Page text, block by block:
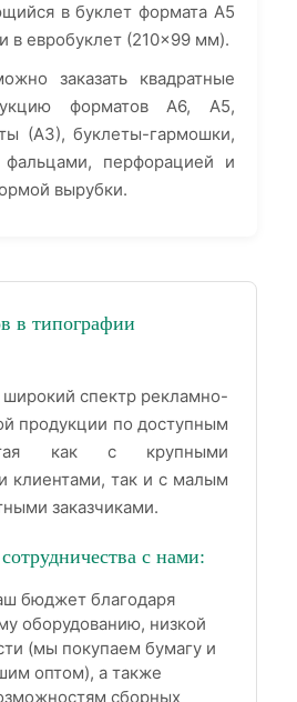
в буклет формата А5
в евробуклет (210×99 мм).
заказать квадратные
форматов А6, А5,
(А3), буклеты-гармошки,
перфорацией и
вырубки.
в типографии
спектр рекламно-
продукции по доступным
как с крупными
клиентами, так и с малым
заказчиками.
с нами:
бюджет благодаря
оборудованию, низкой
(мы покупаем бумагу и
оптом), а также
сборных